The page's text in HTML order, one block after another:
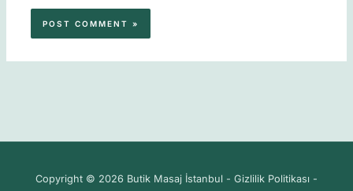
Copyright © 2026 Butik Masaj İstanbul - Gizlilik Politikası -